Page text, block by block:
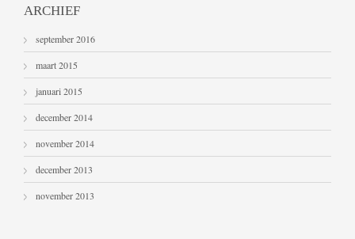
ARCHIEF
september 2016
maart 2015
januari 2015
december 2014
november 2014
december 2013
november 2013